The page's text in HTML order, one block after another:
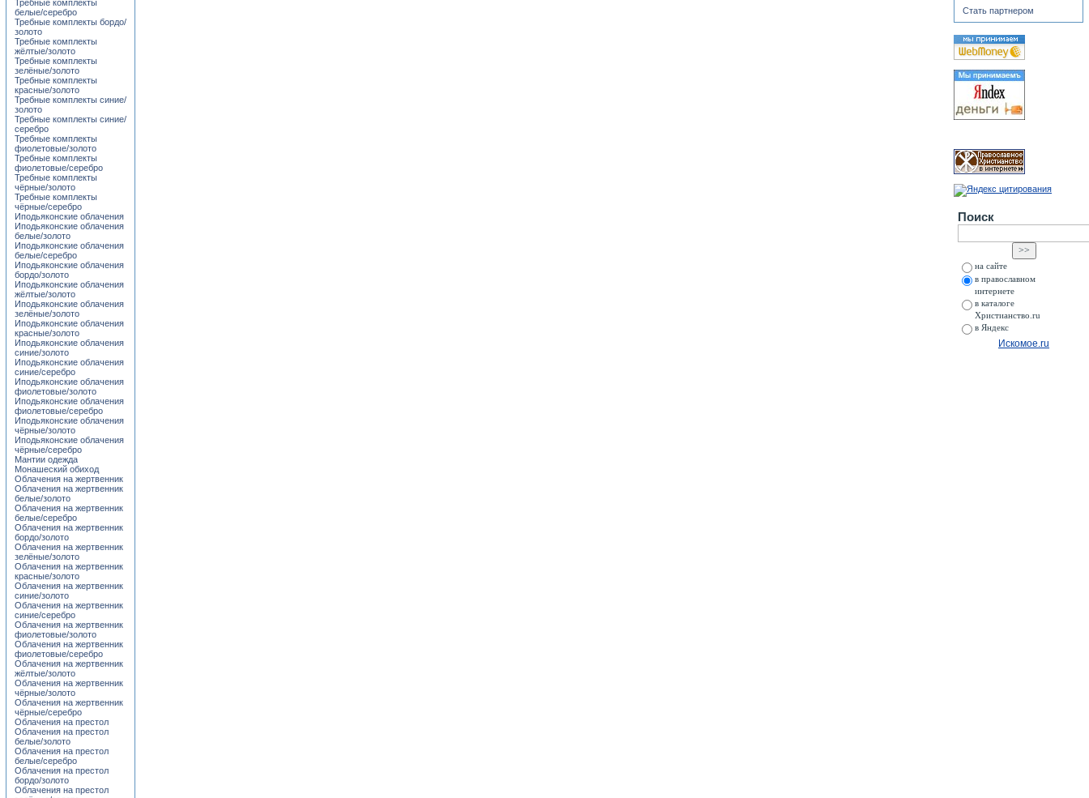
Требные комплекты
белые/серебро
Требные комплекты бордо/
золото
Требные комплекты
жёлтые/золото
Требные комплекты
зелёные/золото
Требные комплекты
красные/золото
Требные комплекты синие/
золото
Требные комплекты синие/
серебро
Требные комплекты
фиолетовые/золото
Требные комплекты
фиолетовые/серебро
Требные комплекты
чёрные/золото
Требные комплекты
чёрные/серебро
Иподьяконские облачения
Иподьяконские облачения
белые/золото
Иподьяконские облачения
белые/серебро
Иподьяконские облачения
бордо/золото
Иподьяконские облачения
жёлтые/золото
Иподьяконские облачения
зелёные/золото
Иподьяконские облачения
красные/золото
Иподьяконские облачения
синие/золото
Иподьяконские облачения
синие/серебро
Иподьяконские облачения
фиолетовые/золото
Иподьяконские облачения
фиолетовые/серебро
Иподьяконские облачения
чёрные/золото
Иподьяконские облачения
чёрные/серебро
Мантии одежда
Монашеский обиход
Облачения на жертвенник
Облачения на жертвенник
белые/золото
Облачения на жертвенник
белые/серебро
Облачения на жертвенник
бордо/золото
Облачения на жертвенник
зелёные/золото
Облачения на жертвенник
красные/золото
Облачения на жертвенник
синие/золото
Облачения на жертвенник
синие/серебро
Облачения на жертвенник
фиолетовые/золото
Облачения на жертвенник
фиолетовые/серебро
Облачения на жертвенник
жёлтые/золото
Облачения на жертвенник
чёрные/золото
Облачения на жертвенник
чёрные/серебро
Облачения на престол
Облачения на престол
белые/золото
Облачения на престол
белые/серебро
Облачения на престол
бордо/золото
Облачения на престол
Стать партнером
Поиск
на сайте
в православном
интернете
в каталоге
Христианство.ru
в Яндекс
Искомое.ru